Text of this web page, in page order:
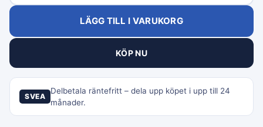
LÄGG TILL I VARUKORG
KÖP NU
SVEA
Delbetala räntefritt – dela upp köpet i upp till 24
månader.